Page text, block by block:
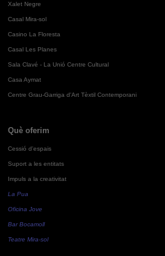
Xalet Negre
Casal Mira-sol
Casino La Floresta
Casal Les Planes
Sala Clavé - La Unió Centre Cultural
Casa Aymat
Centre Grau-Garriga d'Art Tèxtil Contemporani
Què oferim
Cessió d'espais
Suport a les entitats
Impuls a la creativitat
La Pua
Oficina Jove
Bar Bocamoll
Teatre Mira-sol